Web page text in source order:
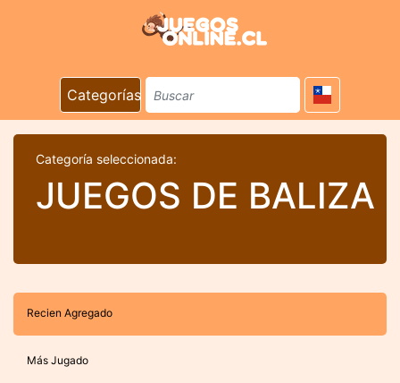
Categorías
Categoría seleccionada:
JUEGOS DE BALIZA
Recien Agregado
Más Jugado